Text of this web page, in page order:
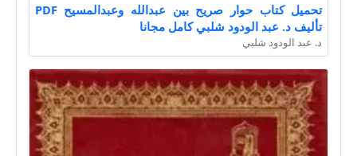
تحميل كتاب حوار صريح بين عبدالله وعبدالمسيح PDF
تأليف د. عبد الودود شلبي كامل مجانا
د. عبد الودود شلبي